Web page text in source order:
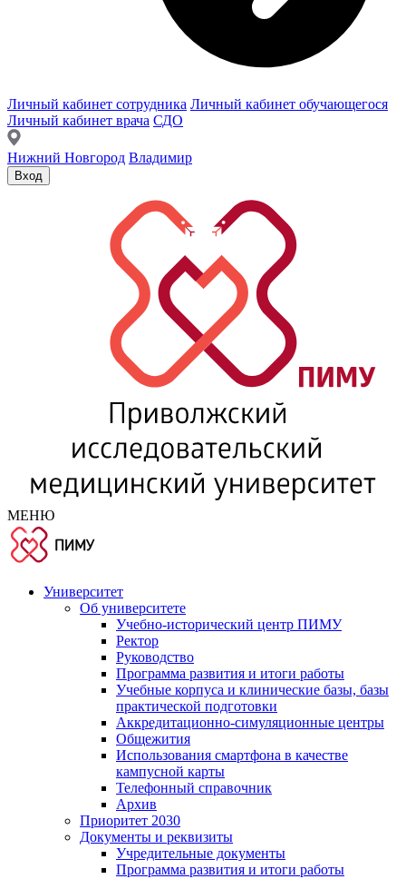
Личный кабинет сотрудника Личный кабинет обучающегося
Личный кабинет врача СДО
Нижний Новгород Владимир
Вход
МЕНЮ
Университет
Об университете
Учебно-исторический центр ПИМУ
Ректор
Руководство
Программа развития и итоги работы
Учебные корпуса и клинические базы, базы
практической подготовки
Аккредитационно-симуляционные центры
Общежития
Использования смартфона в качестве
кампусной карты
Телефонный справочник
Архив
Приоритет 2030
Документы и реквизиты
Учредительные документы
Программа развития и итоги работы